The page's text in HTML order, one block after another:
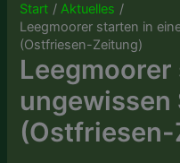
Start
Aktuelles
Leegmoorer starten in
(Ostfriesen-Zeitung)
ungewissen